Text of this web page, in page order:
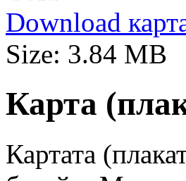
Download
Size: 3.84 MB
Карта
Картата